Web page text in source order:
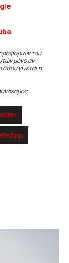
του
μόνο αν:
όπου γίνεται η